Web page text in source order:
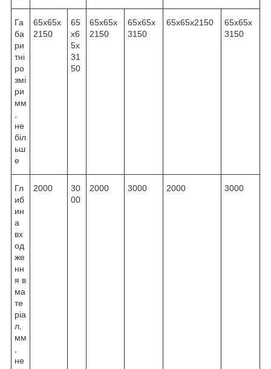
Га
ба
ри
тні
ро
змі
ри
мм
не
біл
ьш
е
65х65х
2150
65
х6
5х
31
50
65х65х
2150
65х65х
3150
65х65х2150
65х65х
3150
Гл
иб
ин
а
вх
од
же
нн
я в
ма
те
ріа
л,
мм
не
2000
30
00
2000 3000 2000 3000